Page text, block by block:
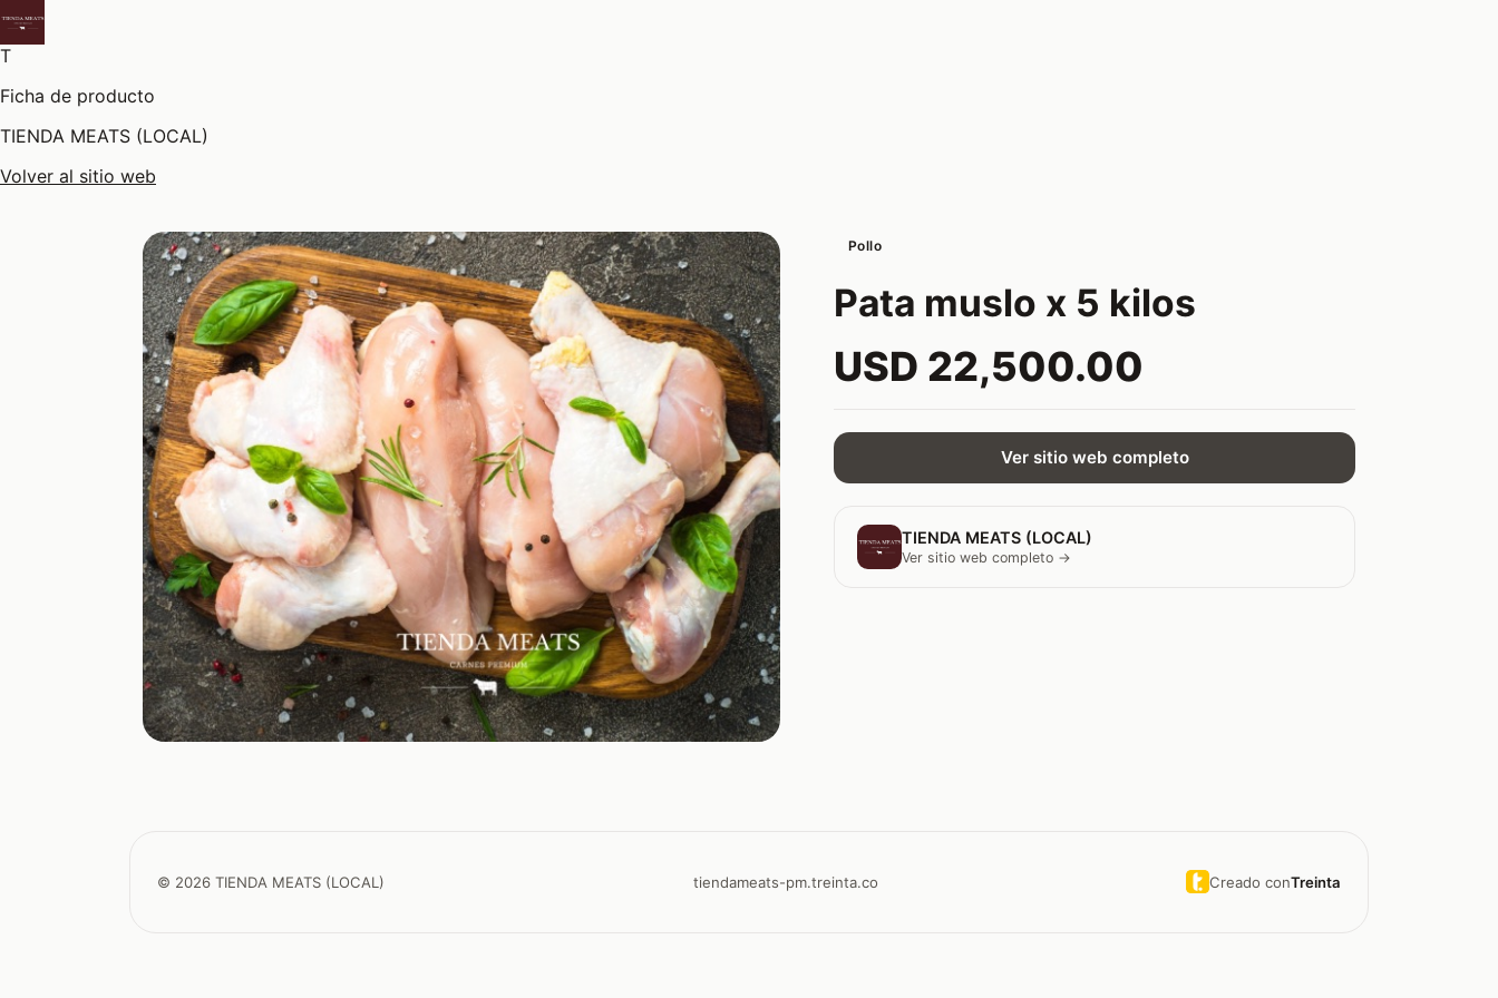
T
Ficha de producto
TIENDA MEATS (LOCAL)
Volver al sitio web
Pollo
Pata muslo x 5 kilos
USD 22,500.00
Ver sitio web completo
TIENDA MEATS (LOCAL)
Ver sitio web completo →
© 2026 TIENDA MEATS (LOCAL) tiendameats-pm.treinta.co Creado conTreinta